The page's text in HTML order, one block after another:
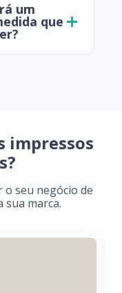
um
que
impressos
o seu negócio de
sua marca.